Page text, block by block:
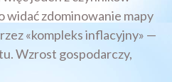
widać zdominowanie mapy
«kompleks inflacyjny» —
Wzrost gospodarczy,